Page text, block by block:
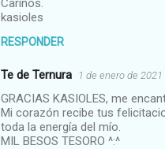
Cariños.
kasioles
RESPONDER
Te de Ternura 1 de enero de
GRACIAS KASIOLES, me
Mi corazón recibe tus
toda la energía del mío.
MIL BESOS TESORO ^:^